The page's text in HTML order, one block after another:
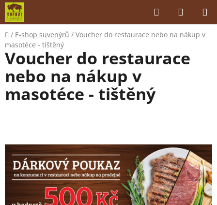
Přejít
na
obsah
Hledat
KOŠÍK
Domů
/ E-shop suvenýrů / Voucher do restaurace nebo na nákup v
masotéce - tištěný
Voucher do restaurace
nebo na nákup v
masotéce - tištěný